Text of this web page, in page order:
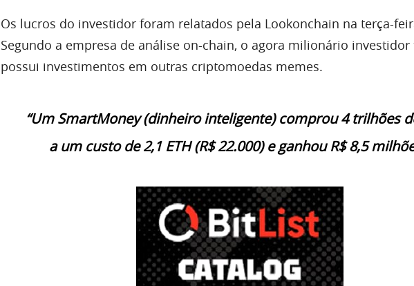
Os lucros do investidor foram relatados pela Lookonchain na terça-
Segundo a empresa de análise on-chain, o agora milionário
possui investimentos em outras criptomoedas memes.
“Um SmartMoney (dinheiro inteligente) comprou 4 trilhões
a um custo de 2,1 ETH (R$ 22.000) e ganhou R$ 8,5